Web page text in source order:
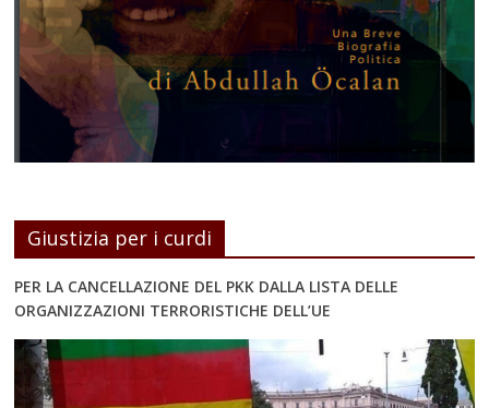
Giustizia per i curdi
PER LA CANCELLAZIONE DEL PKK DALLA LISTA DELLE
ORGANIZZAZIONI TERRORISTICHE DELL’UE